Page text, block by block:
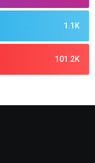
1.1K
101.2K